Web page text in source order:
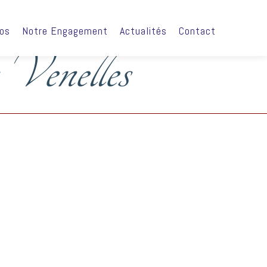
Notre Engagement Actualités Contact